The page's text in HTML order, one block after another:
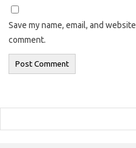
Save my name, email, and
comment.